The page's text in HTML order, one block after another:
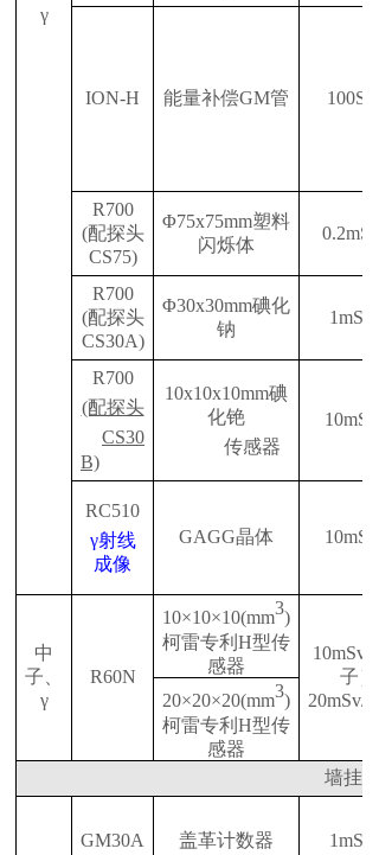
γ
ION-H 能量补偿GM管 100Sv/h
R700
(配探头
CS75)
Φ75x75mm塑料
闪烁体
R700
(配探头
CS30A)
Φ30x30mm碘化
钠
1mSv/h
R700
(配探头
CS30
B)
10x10x10mm碘
化铯
传感器
10mSv/
RC510
γ射线
成像
GAGG晶体 10mSv/
中
子、
γ
R60N
10×10×10(mm
3
)
柯雷专利H型传
感器
10mSv/
子）
20mSv/
20×20×20(mm
3
)
柯雷专利H型传
感器
墙挂式
GM30A 盖革计数器 1mSv/h